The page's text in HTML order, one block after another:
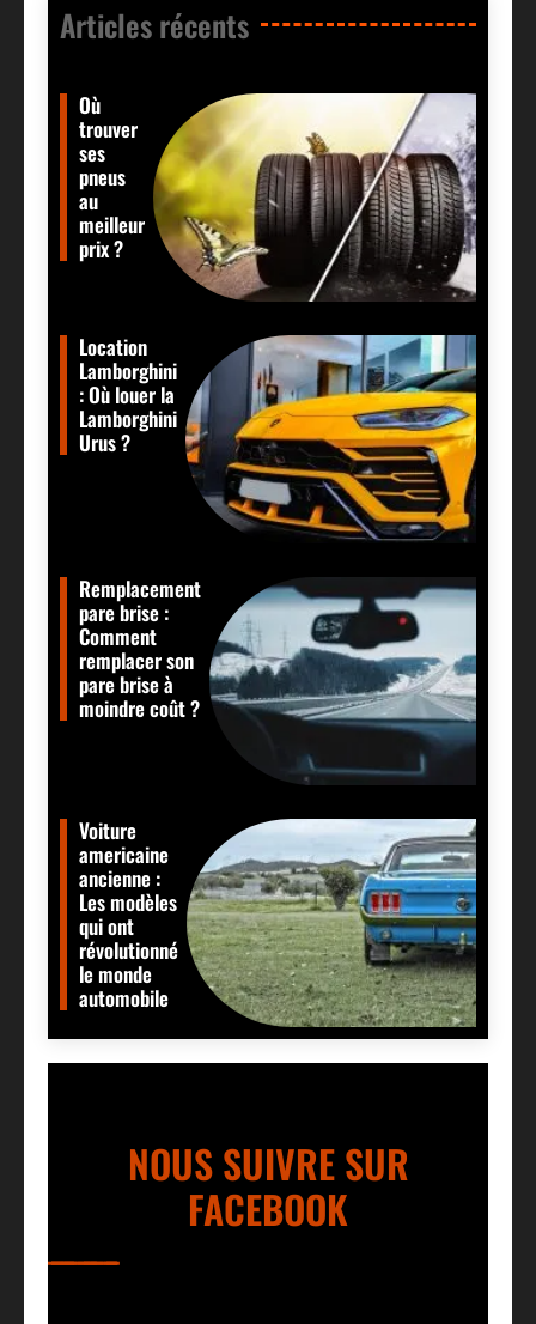
Articles récents​
Où
trouver
ses
pneus
au
meilleur
prix ?
Location
Lamborghini
: Où louer la
Lamborghini
Urus ?
Remplacement
pare brise :
Comment
remplacer son
pare brise à
moindre coût ?
Voiture
americaine
ancienne :
Les modèles
qui ont
révolutionné
le monde
automobile
NOUS SUIVRE SUR
FACEBOOK